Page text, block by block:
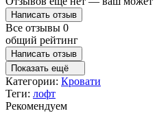
Написать отзыв
Все отзывы 0
общий рейтинг
Написать отзыв
Показать ещё
Категории: Кровати
Теги: лофт
Рекомендуем